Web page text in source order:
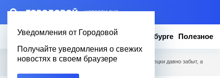
– НОВОСТИ ДНЯ
Уведомления от Городовой
Получайте уведомления о свежих
новостях в своем браузере
Новости Эксклюзив Вопросы о Петербурге Полезное
Городовой Полезное / Этот рецепт баклажанов по-турецки давно забыт, а